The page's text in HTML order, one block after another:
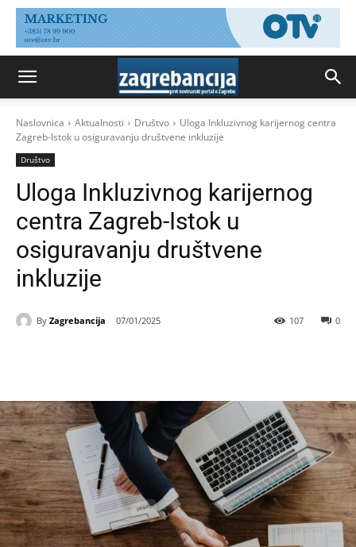
Naslovnica Aktualnosti Društvo
Uloga Inkluzivnog karijernog centra
Zagreb-Istok u osiguravanju društvene inkluzije
Društvo
Uloga Inkluzivnog karijernog
centra Zagreb-Istok u
osiguravanju društvene
inkluzije
By Zagrebancija 07/01/2025 0
107